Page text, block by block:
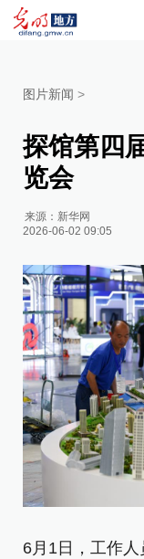
图片新闻 >
探馆第四
览会
来源： 新华网
2026-06-02 09:05
6月1日，工作人